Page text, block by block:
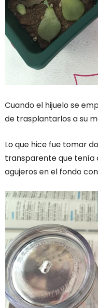
Cuando el hijuelo se
de trasplantarlos a su
Lo que hice fue tomar
transparente que tenía
agujeros en el fondo